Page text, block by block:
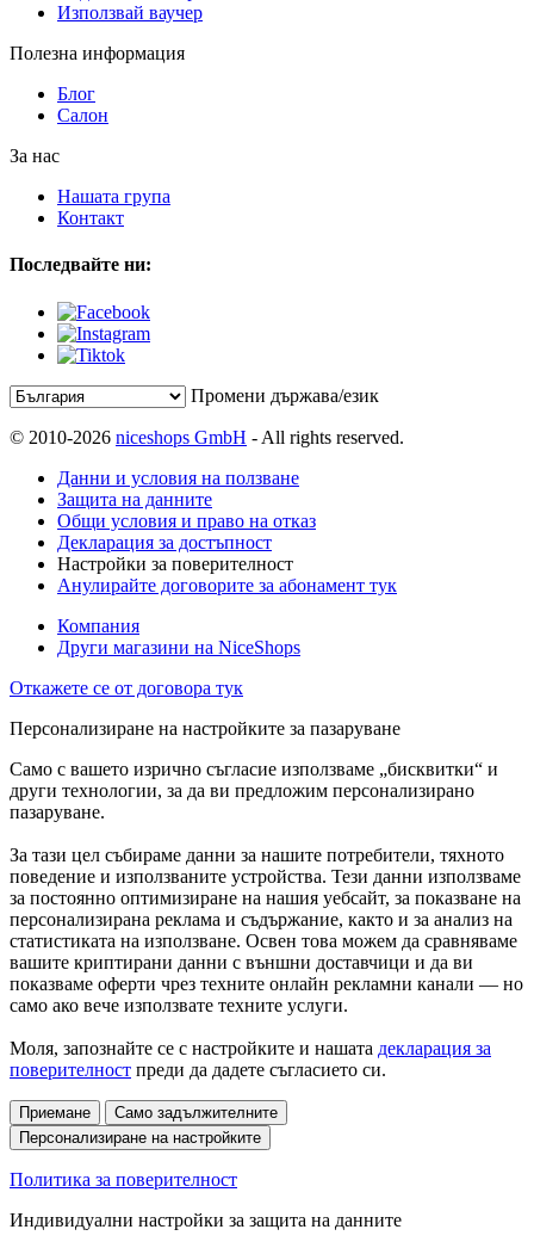
Използвай ваучер
Полезна информация
Блог
Салон
За нас
Нашата група
Контакт
Последвайте ни:
Промени държава/език
© 2010-2026 niceshops GmbH - All rights reserved.
Данни и условия на ползване
Защита на данните
Общи условия и право на отказ
Декларация за достъпност
Настройки за поверителност
Анулирайте договорите за абонамент тук
Компания
Други магазини на NiceShops
Откажете се от договора тук
Персонализиране на настройките за пазаруване
Само с вашето изрично съгласие използваме „бисквитки“ и
други технологии, за да ви предложим персонализирано
пазаруване.
За тази цел събираме данни за нашите потребители, тяхното
поведение и използваните устройства. Тези данни използваме
за постоянно оптимизиране на нашия уебсайт, за показване на
персонализирана реклама и съдържание, както и за анализ на
статистиката на използване. Освен това можем да сравняваме
вашите криптирани данни с външни доставчици и да ви
показваме оферти чрез техните онлайн рекламни канали — но
само ако вече използвате техните услуги.
Моля, запознайте се с настройките и нашата декларация за
поверителност преди да дадете съгласието си.
Приемане
Само задължителните
Персонализиране на настройките
Политика за поверителност
Индивидуални настройки за защита на данните